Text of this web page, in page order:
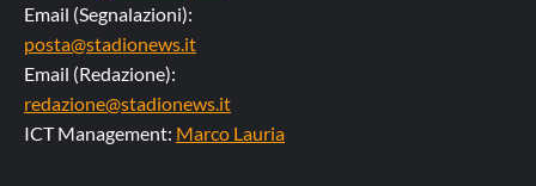
Email (Segnalazioni):
posta@stadionews.it
Email (Redazione):
redazione@stadionews.it
ICT Management: Marco Lauria